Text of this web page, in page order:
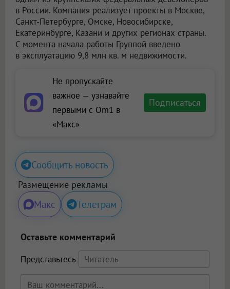
в России. Компания реализует проекты в Москве,
Санкт-Петербурге, Омске, Новосибирске,
Екатеринбурге, Казани и других регионах страны.
С момента начала работы Группой введено
в эксплуатацию 9,8 млн кв. м недвижимости.
Не пропускайте
важное — узнавайте
первыми с Om1 в
«Макс»
Подписаться
Сообщить новость
Размещение рекламы
Макс Телеграм
Оставьте комментарий
Представьтесь